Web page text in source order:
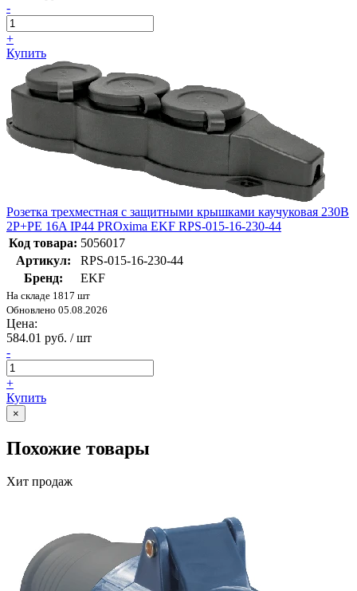
-
+
Купить
Розетка трехместная с защитными крышками каучуковая 230В
2P+PE 16A IP44 PROxima EKF RPS-015-16-230-44
Код товара: 5056017
Артикул:
RPS-015-16-230-44
Бренд:
EKF
На складе 1817 шт
Обновлено 05.08.2026
Цена:
584.01 руб. / шт
-
+
Купить
×
Похожие товары
Хит продаж